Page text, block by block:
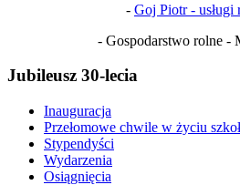
- Goj Piotr - usługi
- Gospodarstwo rolne -
Jubileusz 30-lecia
Inauguracja
Przełomowe chwile w życiu
Stypendyści
Wydarzenia
Osiągnięcia